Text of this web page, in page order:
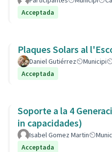
Acceptada
Plaques Solars al
Daniel Gutiérrez Municipi
Acceptada
Soporte a la 4 Generación (gente mayor con
in capacidades)
Isabel Gomez Martin
Acceptada